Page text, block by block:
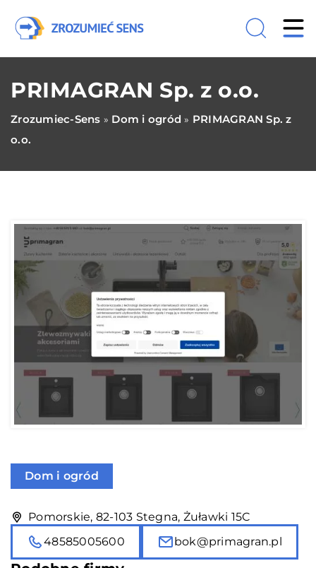
PRIMAGRAN Sp. z o.o.
Zrozumiec-Sens » Dom i ogród » PRIMAGRAN Sp. z
o.o.
Dom i ogród
Pomorskie, 82-103 Stegna, Żuławki 15C
48585005600
bok@primagran.pl